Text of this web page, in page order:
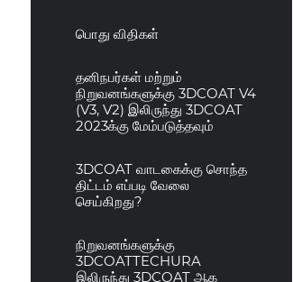
பொது விதிகள்
தனிநபர்கள் மற்றும்
நிறுவனங்களுக்கு 3DCOAT V4
(V3, V2) இலிருந்து 3DCOAT
2023க்கு மேம்படுத்தவும்
3DCOAT வாடகைக்கு சொந்த
திட்டம் எப்படி வேலை
செய்கிறது?
நிறுவனங்களுக்கு
3DCOATTECHURA
இலிருந்து 3DCOAT ஆக